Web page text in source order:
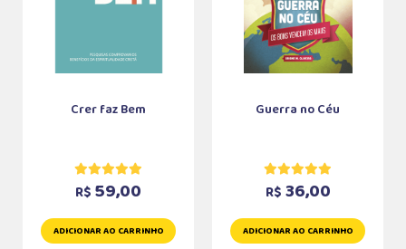
Crer faz Bem
R$ 59,00
ADICIONAR AO CARRINHO
Guerra no Céu
R$ 36,00
ADICIONAR AO CARRINHO